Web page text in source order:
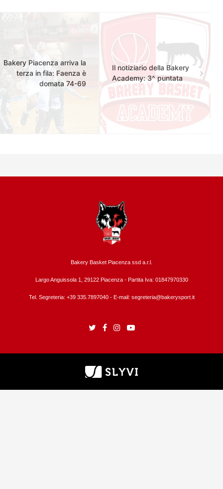
Bakery Piacenza arriva la
terza in fila: Faenza è
domata 74-69
Il notiziario della Bakery
Academy: 3^ puntata
Bakery Basket Piacenza ssd a.r.l.
Largo Anguissola 1, 29122 Piacenza - Partita Iva: 01847970330
Tel. Segreteria: +39 335.7897040 - E-mail: segreteria@bakerysport.it